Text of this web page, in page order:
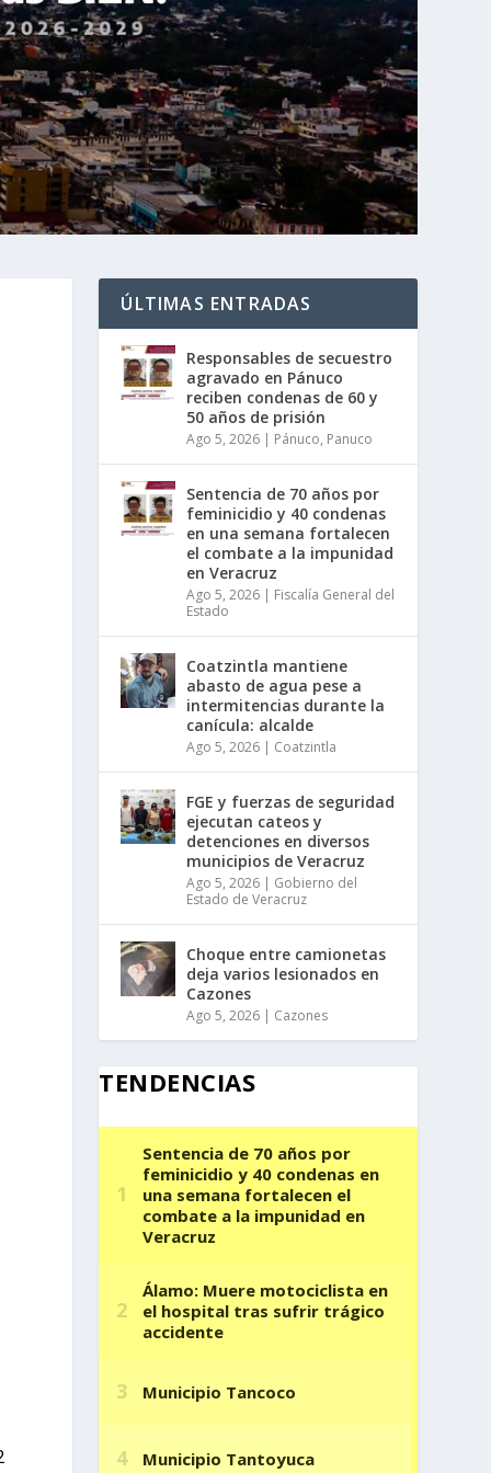
ÚLTIMAS ENTRADAS
Responsables de secuestro
agravado en Pánuco
reciben condenas de 60 y
50 años de prisión
Ago 5, 2026 | Pánuco, Panuco
Sentencia de 70 años por
feminicidio y 40 condenas
en una semana fortalecen
el combate a la impunidad
en Veracruz
Ago 5, 2026 | Fiscalía General del
Estado
Coatzintla mantiene
abasto de agua pese a
intermitencias durante la
canícula: alcalde
Ago 5, 2026 | Coatzintla
FGE y fuerzas de seguridad
ejecutan cateos y
detenciones en diversos
municipios de Veracruz
Ago 5, 2026 | Gobierno del
Estado de Veracruz
Choque entre camionetas
deja varios lesionados en
Cazones
Ago 5, 2026 | Cazones
TENDENCIAS